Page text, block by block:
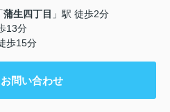
蒲生四丁目 」駅 徒歩2分
13分
歩15分
お問い合わせ